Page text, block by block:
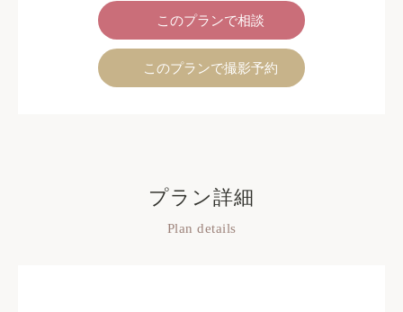
このプランで相談
このプランで撮影予約
プラン詳細
Plan details